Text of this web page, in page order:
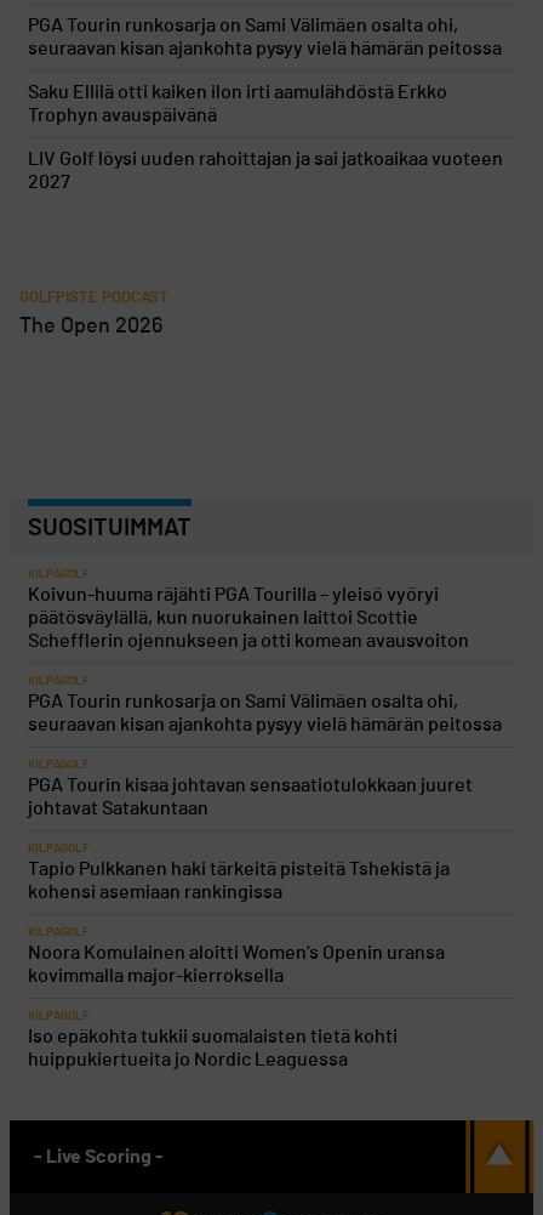
PGA Tourin runkosarja on Sami Välimäen osalta ohi,
seuraavan kisan ajankohta pysyy vielä hämärän peitossa
Saku Ellilä otti kaiken ilon irti aamulähdöstä Erkko
Trophyn avauspäivänä
LIV Golf löysi uuden rahoittajan ja sai jatkoaikaa vuoteen
2027
GOLFPISTE PODCAST
The Open 2026
SUOSITUIMMAT
KILPAGOLF
Koivun-huuma räjähti PGA Tourilla – yleisö vyöryi
päätösväylällä, kun nuorukainen laittoi Scottie
Schefflerin ojennukseen ja otti komean avausvoiton
KILPAGOLF
PGA Tourin runkosarja on Sami Välimäen osalta ohi,
seuraavan kisan ajankohta pysyy vielä hämärän peitossa
KILPAGOLF
PGA Tourin kisaa johtavan sensaatiotulokkaan juuret
johtavat Satakuntaan
KILPAGOLF
Tapio Pulkkanen haki tärkeitä pisteitä Tshekistä ja
kohensi asemiaan rankingissa
KILPAGOLF
Noora Komulainen aloitti Women’s Openin uransa
kovimmalla major-kierroksella
KILPAGOLF
Iso epäkohta tukkii suomalaisten tietä kohti
huippukiertueita jo Nordic Leaguessa
- Live Scoring -